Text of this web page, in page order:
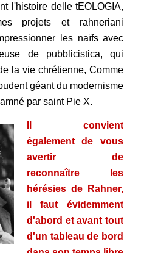
l'histoire delle tEOLOGIA,
projets et rahneriani
les naïfs avec
de pubblicistica, qui
la vie chrétienne, Comme
géant du modernisme
par saint Pie X.
Il convient
également de vous
avertir de
reconnaître les
hérésies de Rahner,
il faut évidemment
d'abord et avant tout
d'un tableau de bord